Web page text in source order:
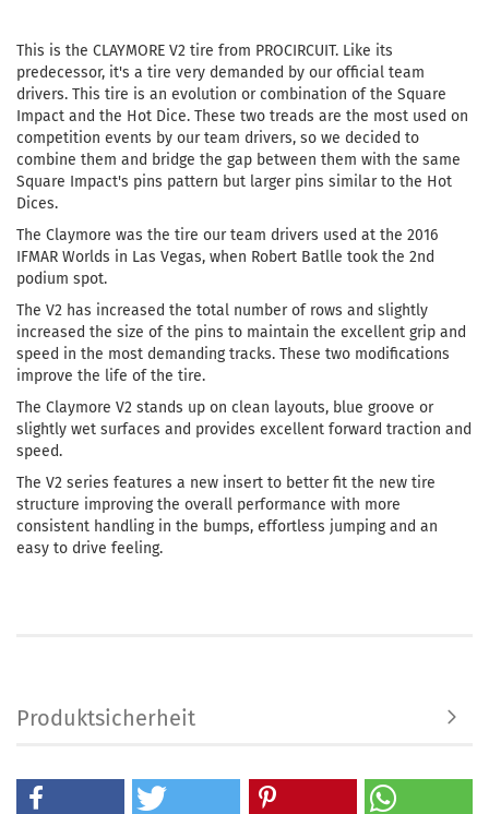
This is the CLAYMORE V2 tire from PROCIRCUIT. Like its
predecessor, it's a tire very demanded by our official team
drivers. This tire is an evolution or combination of the Square
Impact and the Hot Dice. These two treads are the most used on
competition events by our team drivers, so we decided to
combine them and bridge the gap between them with the same
Square Impact's pins pattern but larger pins similar to the Hot
Dices.
The Claymore was the tire our team drivers used at the 2016
IFMAR Worlds in Las Vegas, when Robert Batlle took the 2nd
podium spot.
The V2 has increased the total number of rows and slightly
increased the size of the pins to maintain the excellent grip and
speed in the most demanding tracks. These two modifications
improve the life of the tire.
The Claymore V2 stands up on clean layouts, blue groove or
slightly wet surfaces and provides excellent forward traction and
speed.
The V2 series features a new insert to better fit the new tire
structure improving the overall performance with more
consistent handling in the bumps, effortless jumping and an
easy to drive feeling.
Produktsicherheit